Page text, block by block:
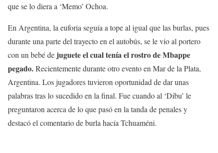
que se lo diera a ‘Memo’ Ochoa.
En Argentina, la euforia seguía a tope al igual que las burlas, pues
durante una parte del trayecto en el autobús, se le vio al portero
con un bebé de juguete el cual tenía el rostro de Mbappe
pegado.Recientemente durante otro evento en Mar de la Plata,
Argentina. Los jugadores tuvieron oportunidad de dar unas
palabras tras lo sucedido en la final. Fue cuando al ‘Dibu’ le
preguntaron acerca de lo que pasó en la tanda de penales y
destacó el comentario de burla hacía Tchuaméni.